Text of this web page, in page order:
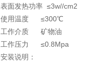
表面发热功率 ≤3w//cm2
使用温度 ≤300℃
工作介质 矿物油
工作压力 ≤0.8Mpa
安装说明：